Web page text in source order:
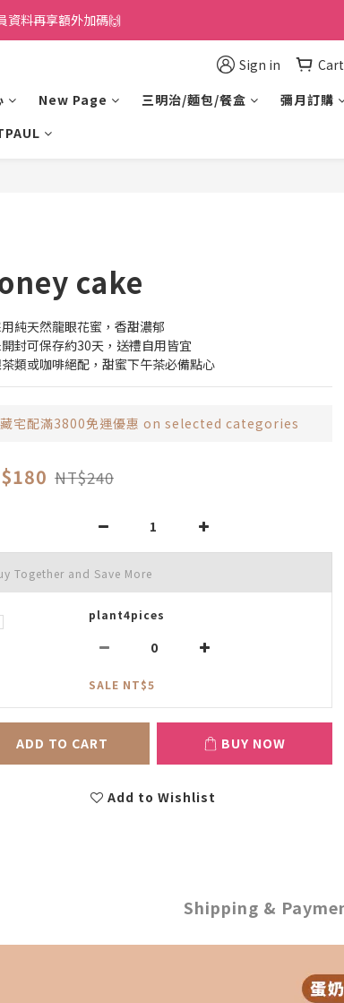
資料再享額外加碼🙌
Sign in
New Page 三明治/麵包/餐盒 彌月訂購
cake
純天然龍眼花蜜，香甜濃郁
封可保存約30天，送禮自用皆宜
類或咖啡絕配，甜蜜下午茶必備點心
宅配滿3800免運優惠 on selected categories
NT$240
Together and Save More
plant4pices
SALE NT$5
ADD TO CART BUY NOW
Add to Wishlist
Shipping &